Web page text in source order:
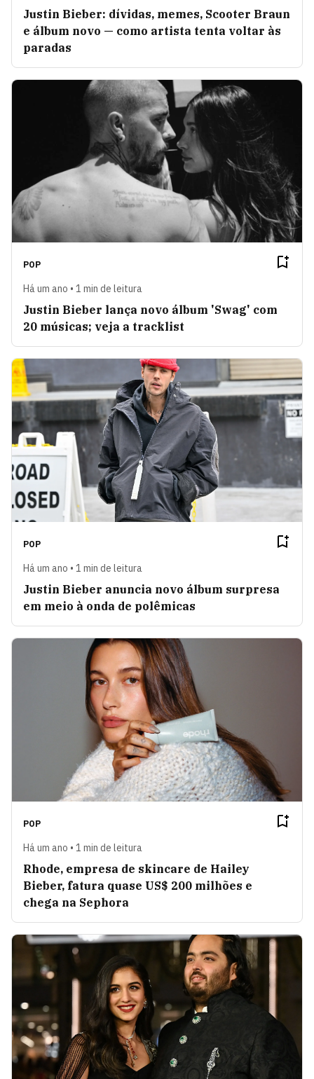
Justin Bieber: dívidas, memes, Scooter Braun
e álbum novo — como artista tenta voltar às
paradas
POP
Há um ano • 1 min de leitura
Justin Bieber lança novo álbum 'Swag' com
20 músicas; veja a tracklist
POP
Há um ano • 1 min de leitura
Justin Bieber anuncia novo álbum surpresa
em meio à onda de polêmicas
POP
Há um ano • 1 min de leitura
Rhode, empresa de skincare de Hailey
Bieber, fatura quase US$ 200 milhões e
chega na Sephora